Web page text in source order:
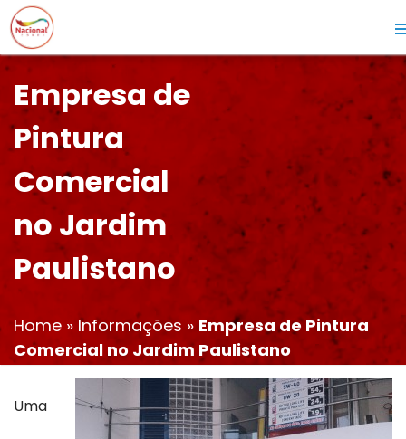
Empresa de
Pintura
Comercial
no Jardim
Paulistano
Home » Informações » Empresa de Pintura
Comercial no Jardim Paulistano
Uma